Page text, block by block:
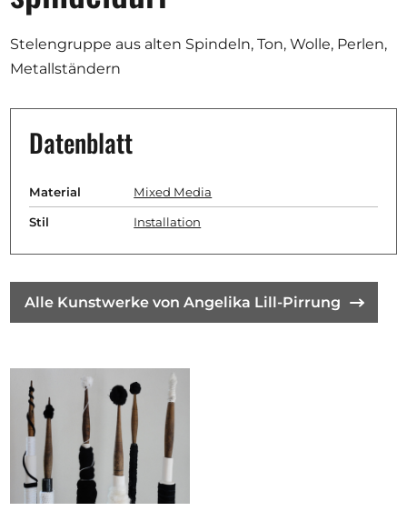
Ausschreibungen
Künstler:innen
Über uns
Spenden
Partners
Help
Kontakt
Stelengruppe aus alten Spindeln, Ton, Wolle, Perlen,
Metallständern
Datenblatt
Material Mixed Media
Stil Installation
Alle Kunstwerke von Angelika Lill-Pirrung